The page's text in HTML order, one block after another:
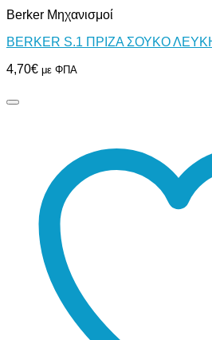
Berker Μηχανισμοί
BERKER S.1 ΠΡΙΖΑ ΣΟΥΚΟ
4,70€ με ΦΠΑ